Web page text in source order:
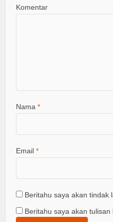
Komentar
Nama*
Email*
Beritahu saya akan tindak
Beritahu saya akan